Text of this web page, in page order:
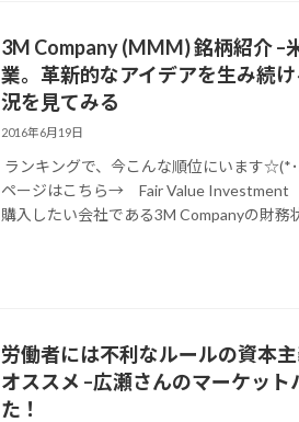
3M Company (MMM) 銘柄紹介 –
業。革新的なアイデアを生み続
況を見てみる
2016年6月19日
ランキングで、今こんな順位にいます☆(*
ページはこちら→ Fair Value Investment
購入したい会社である3M Companyの財務
労働者には不利なルールの資本
オススメ –広瀬さんのマーケッ
た！